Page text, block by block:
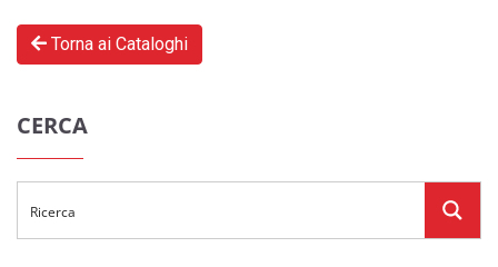
Torna ai Cataloghi
CERCA